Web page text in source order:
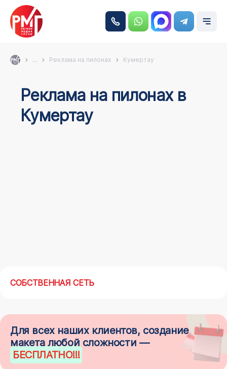
... Реклама на пилонах Кумертау
Реклама на пилонах в
Кумертау
СОБСТВЕННАЯ СЕТЬ
Для всех наших клиентов, создание
макета любой сложности —
БЕСПЛАТНО!!!